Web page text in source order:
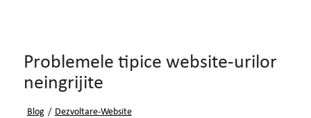
Problemele tipice website-urilor
neingrijite
Blog / Dezvoltare-Website